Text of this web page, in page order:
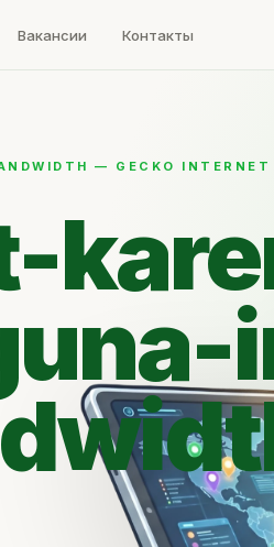
Вакансии Контакты
— GECKO INTERNET